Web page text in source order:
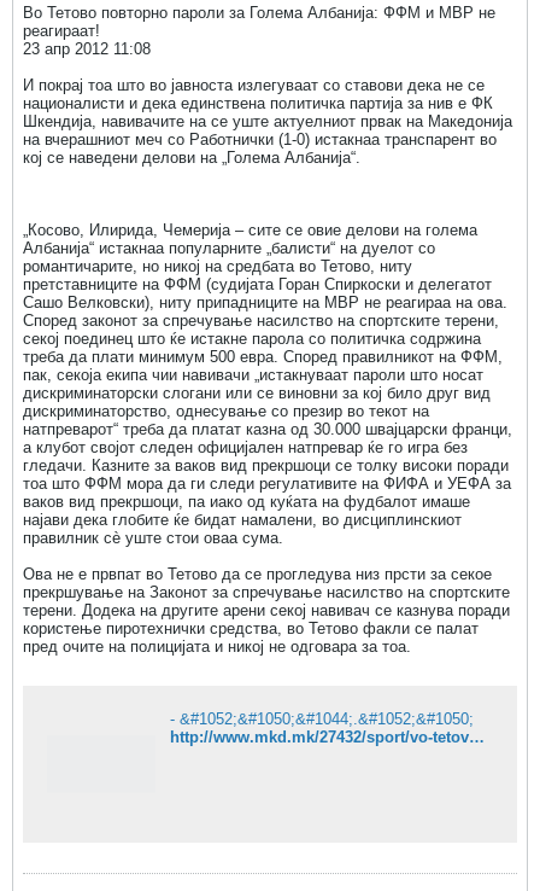
Во Тетово повторно пароли за Голема Албанија: ФФМ и МВР не
реагираат!
23 апр 2012 11:08
И покрај тоа што во јавноста излегуваат со ставови дека не се
националисти и дека единствена политичка партија за нив е ФК
Шкендија, навивачите на се уште актуелниот првак на Македонија
на вчерашниот меч со Работнички (1-0) истакнаа транспарент во
кој се наведени делови на „Голема Албанија“.
„Косово, Илирида, Чемерија – сите се овие делови на голема
Албанија“ истакнаа популарните „балисти“ на дуелот со
романтичарите, но никој на средбата во Тетово, ниту
претставниците на ФФМ (судијата Горан Спиркоски и делегатот
Сашо Велковски), ниту припадниците на МВР не реагираа на ова.
Според законот за спречување насилство на спортските терени,
секој поединец што ќе истакне парола со политичка содржина
треба да плати минимум 500 евра. Според правилникот на ФФМ,
пак, секоја екипа чии навивачи „истакнуваат пароли што носат
дискриминаторски слогани или се виновни за кој било друг вид
дискриминаторство, однесување со презир во текот на
натпреварот“ треба да платат казна од 30.000 швајцарски франци,
а клубот својот следен официјален натпревар ќе го игра без
гледачи. Казните за ваков вид прекршоци се толку високи поради
тоа што ФФМ мора да ги следи регулативите на ФИФА и УЕФА за
ваков вид прекршоци, па иако од куќата на фудбалот имаше
најави дека глобите ќе бидат намалени, во дисциплинскиот
правилник сè уште стои оваа сума.
Ова не е првпат во Тетово да се прогледува низ прсти за секое
прекршување на Законот за спречување насилство на спортските
терени. Додека на другите арени секој навивач се казнува поради
користење пиротехнички средства, во Тетово факли се палат
пред очите на полицијата и никој не одговара за тоа.
- &#1052;&#1050;&#1044;.&#1052;&#1050;
http://www.mkd.mk/27432/sport/vo-tetovo-povtorno-paroli-za-golema-albanija-ffm-i-mvr-ne-reagiraat/